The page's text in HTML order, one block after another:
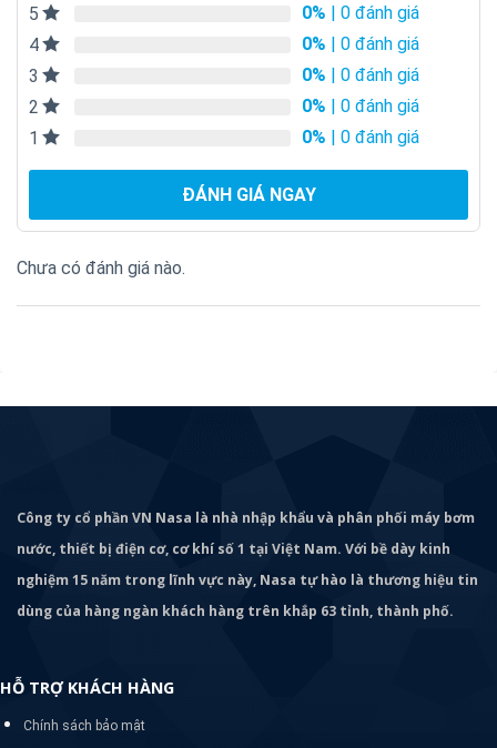
5 0% | 0 đánh giá
4
0% | 0 đánh giá
3
0% | 0 đánh giá
2
0% | 0 đánh giá
1
0% | 0 đánh giá
ĐÁNH GIÁ NGAY
Chưa có đánh giá nào.
Công ty cổ phần VN Nasa là nhà nhập khẩu và phân phối máy bơm
nước, thiết bị điện cơ, cơ khí số 1 tại Việt Nam. Với bề dày kinh
nghiệm 15 năm trong lĩnh vực này, Nasa tự hào là thương hiệu tin
dùng của hàng ngàn khách hàng trên khắp 63 tỉnh, thành phố.
HỖ TRỢ KHÁCH HÀNG
Chính sách bảo mật